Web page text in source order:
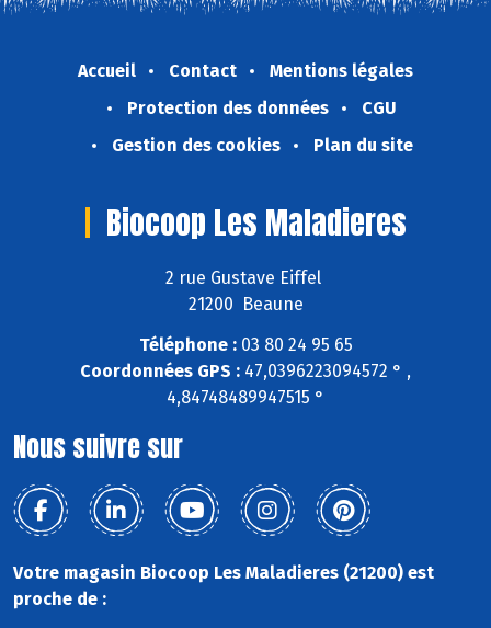
Accueil Contact
Mentions légales
Protection des données
CGU
Gestion des cookies
Plan du site
Biocoop Les Maladieres
2 rue Gustave Eiffel
21200 Beaune
Téléphone :03 80 24 95 65
Coordonnées GPS : 47,0396223094572 ° ,
4,84748489947515 °
Nous suivre sur
Votre magasin Biocoop Les Maladieres (21200) est
proche de :